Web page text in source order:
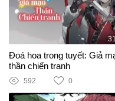
Đoá hoa trong tuyết: Giả
thần chiến tranh
592 0